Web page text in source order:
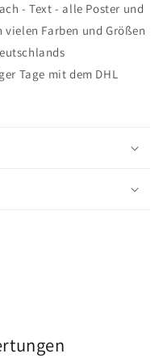
- Text - alle Poster und
vielen Farben und Größen
Tage mit dem DHL